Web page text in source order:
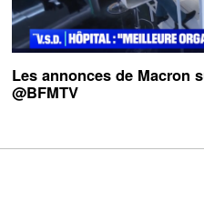
Les annonces de Macron
@BFMTV